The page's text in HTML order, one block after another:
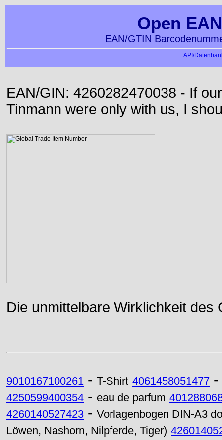
Open
EAN/GTIN
API/
EAN/GIN: 4260282470038 - If
Tinmann were only with us, I
Die unmittelbare Wirklichkeit des
9010167100261 - T-Shirt 4061458051477 -
4250599400354 - eau de parfum
4260140527423 - Vorlagenbogen DIN-A3
Löwen, Nashorn, Nilpferde, Tiger)